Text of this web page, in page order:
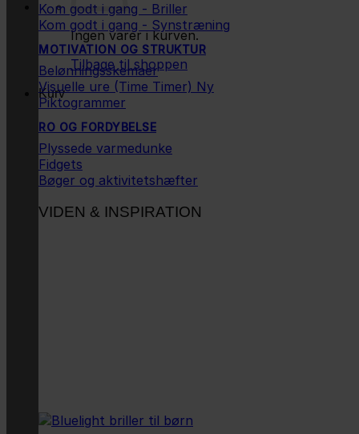
Ingen varer i kurven.
Tilbage til shoppen
Kurv
Kom godt i gang - Briller
Kom godt i gang - Synstræning
MOTIVATION OG STRUKTUR
Belønningsskemaer
Visuelle ure (Time Timer)
Piktogrammer
RO OG FORDYBELSE
Plyssede varmedunke
Fidgets
Bøger og aktivitetshæfter
VIDEN & INSPIRATION